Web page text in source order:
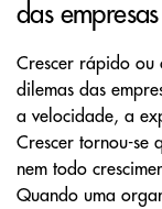
das
Crescer rápido ou
dilemas das
a velocidade, a
Crescer tornou-se
nem todo
Quando uma